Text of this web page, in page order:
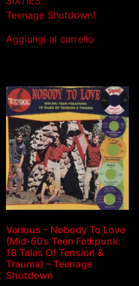
Teenage Shutdown!
Aggiungi al carrello
Various – Nobody To Love
(Mid-60’s Teen Folkpunk:
18 Tales Of Tension &
Trauma) – Teenage
Shutdown